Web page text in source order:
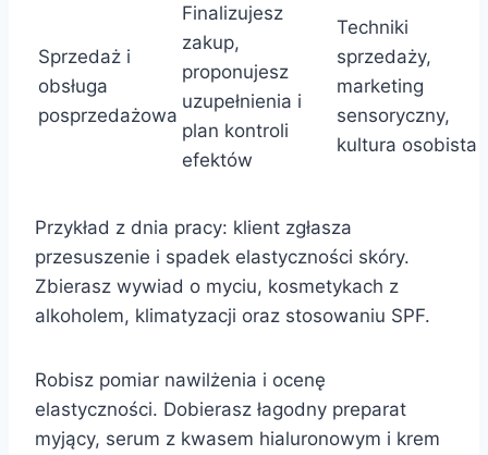
Sprzedaż i
obsługa
posprzedażowa
Finalizujesz
zakup,
proponujesz
uzupełnienia i
plan kontroli
efektów
Techniki
sprzedaży,
marketing
sensoryczny,
kultura osobista
Przykład z dnia pracy: klient zgłasza
przesuszenie i spadek elastyczności skóry.
Zbierasz wywiad o myciu, kosmetykach z
alkoholem, klimatyzacji oraz stosowaniu SPF.
Robisz pomiar nawilżenia i ocenę
elastyczności. Dobierasz łagodny preparat
myjący, serum z kwasem hialuronowym i krem